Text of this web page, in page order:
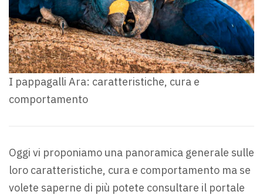
I pappagalli Ara: caratteristiche, cura e
comportamento
Oggi vi proponiamo una panoramica generale sulle
loro caratteristiche, cura e comportamento ma se
volete saperne di più potete consultare il portale